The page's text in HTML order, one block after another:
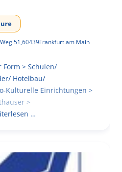
51,60439Frankfurt am Main
> Schulen/
Hotelbau/
Kulturelle Einrichtungen >
>
…